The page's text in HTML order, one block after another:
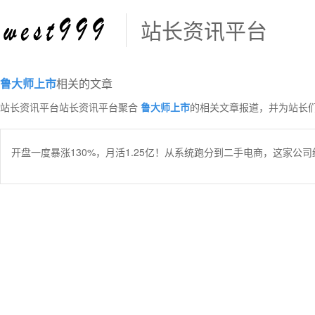
站长资讯平台
鲁大师上市相关的文章
站长资讯平台站长资讯平台聚合 鲁大师上市的相关文章报道，并为站长
开盘一度暴涨130%，月活1.25亿！从系统跑分到二手电商，这家公